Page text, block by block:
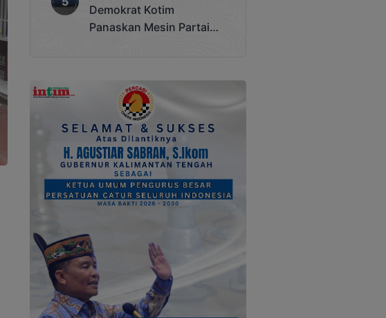
Demokrat Kotim
Panaskan Mesin Partai